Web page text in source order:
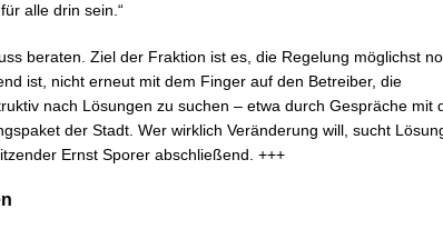
alle drin sein.“
beraten. Ziel der Fraktion ist es, die Regelung möglichst
ist, nicht erneut mit dem Finger auf den Betreiber, die
nach Lösungen zu suchen – etwa durch Gespräche mit
der Stadt. Wer wirklich Veränderung will, sucht
Ernst Sporer abschließend. +++